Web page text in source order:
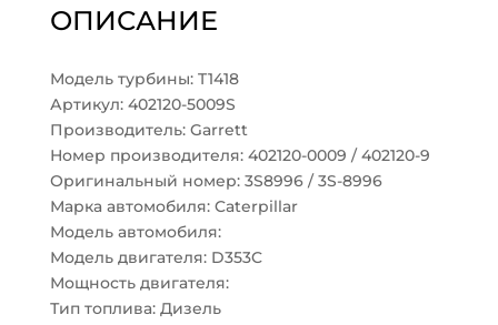
ОПИСАНИЕ
Модель турбины: T1418
Артикул: 402120-5009S
Производитель: Garrett
Номер производителя: 402120-0009 / 402120-9
Оригинальный номер: 3S8996 / 3S-8996
Марка автомобиля: Caterpillar
Модель автомобиля:
Модель двигателя: D353C
Мощность двигателя:
Тип топлива: Дизель